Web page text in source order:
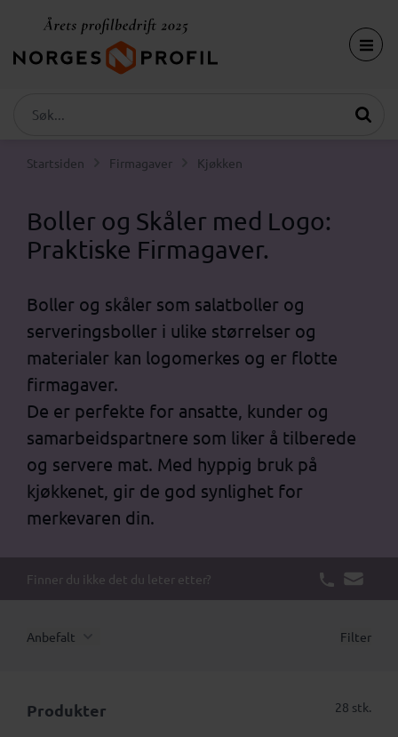
Startsiden Firmagaver Kjøkken
Boller og Skåler med Logo:
Praktiske Firmagaver.
Boller og skåler som salatboller og
serveringsboller i ulike størrelser og
materialer kan logomerkes og er flotte
firmagaver.
De er perfekte for ansatte, kunder og
samarbeidspartnere som liker å tilberede
og servere mat. Med hyppig bruk på
kjøkkenet, gir de god synlighet for
merkevaren din.
Finner du ikke det du leter etter?
Anbefalt Filter
Produkter 28 stk.